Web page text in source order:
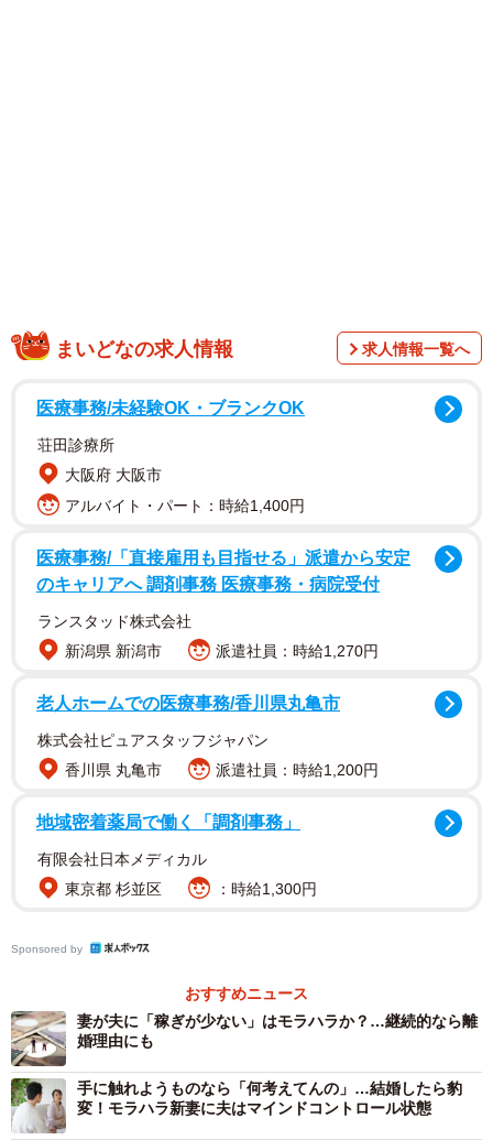
カケコム「夫婦間の言葉の暴力はDVになる？離婚できるケースと言動例5
カケコム「夫婦間の言葉の暴力はDVになる？離婚できるケースと言動例5
選を解説」https://www.kakekomu.com/media/28848/ より
言葉の暴力を受けたことがあるか
まいどなの求人情報 求人情報一覧へ
医療事務/未経験OK・ブランクOK
荘田診療所
大阪府 大阪市
アルバイト・パート：時給1,400円
医療事務/「直接雇用も目指せる」派遣から安定
のキャリアへ 調剤事務 医療事務・病院受付
ランスタッド株式会社
新潟県 新潟市
派遣社員：時給1,270円
老人ホームでの医療事務/香川県丸亀市
株式会社ピュアスタッフジャパン
香川県 丸亀市
派遣社員：時給1,200円
地域密着薬局で働く「調剤事務」
有限会社日本メディカル
東京都 杉並区
：時給1,300円
Sponsored by
おすすめニュース
妻が夫に「稼ぎが少ない」はモラハラか？…継続的なら離
婚理由にも
手に触れようものなら「何考えてんの」…結婚したら豹
変！モラハラ新妻に夫はマインドコントロール状態